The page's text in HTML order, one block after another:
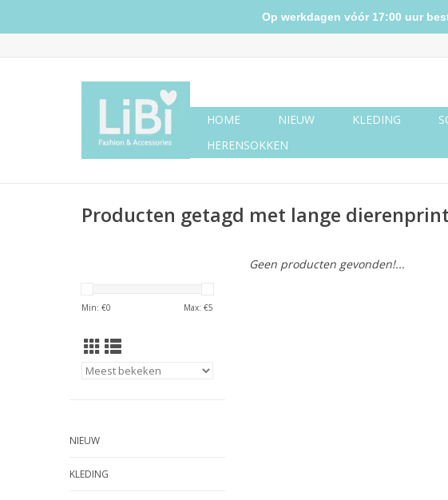
HOME NIEUW KLEDING
HERENSOKKEN
Producten getagd met lange
Min: €0 Max: €5
NIEUW
KLEDING
Geen producten gevonden!...
Op werkdagen vóór 17:00 uur